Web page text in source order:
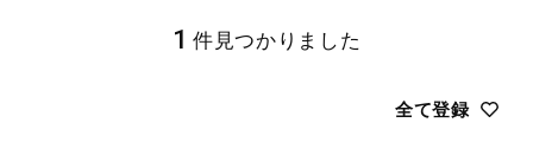
全て登録
1 件見つかりました